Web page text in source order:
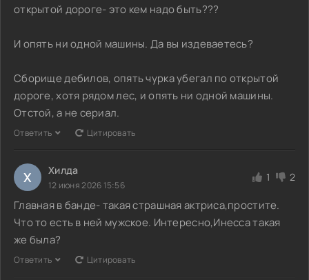
открытой дороге- это кем надо быть???
И опять ни одной машины. Да вы издеваетесь?
Сборище дебилов, опять чурка убегал по открытой
дороге, хотя рядом лес, и опять ни одной машины.
Отстой, а не сериал.
Ответить Цитировать
Х Хилда
12 июня 2026 15:56
1 2
Главная в банде- такая страшная актриса,простите.
Что то есть в ней мужское. Интересно,Инесса такая
же была?
Ответить Цитировать